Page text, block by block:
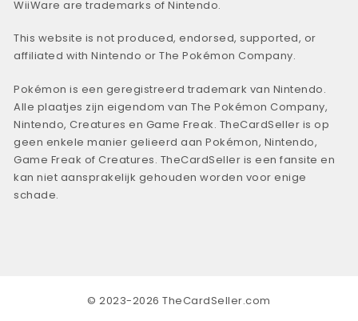
WiiWare are trademarks of Nintendo.
This website is not produced, endorsed, supported, or
affiliated with Nintendo or The Pokémon Company.
Pokémon is een geregistreerd trademark van Nintendo.
Alle plaatjes zijn eigendom van The Pokémon Company,
Nintendo, Creatures en Game Freak. TheCardSeller is op
geen enkele manier gelieerd aan Pokémon, Nintendo,
Game Freak of Creatures. TheCardSeller is een fansite en
kan niet aansprakelijk gehouden worden voor enige
schade.
© 2023-2026 TheCardSeller.com